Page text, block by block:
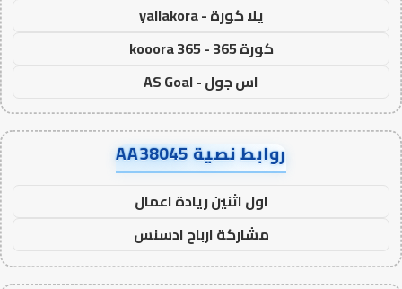
يلا كورة - yallakora
كورة 365 - kooora 365
اس جول - AS Goal
روابط نصية AA38045
اول اثنين ريادة اعمال
مشاركة ارباح ادسنس